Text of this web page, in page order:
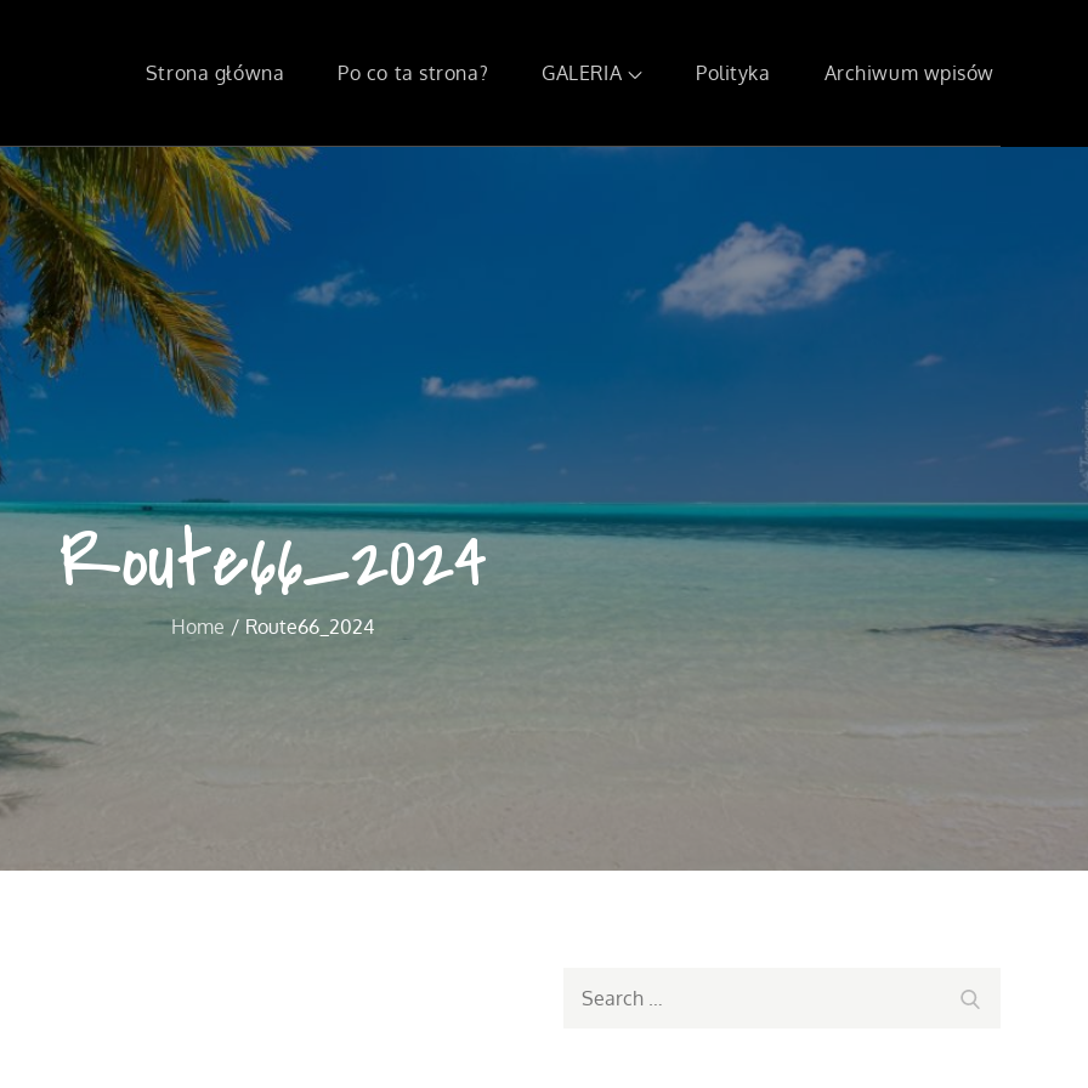
Strona główna Po co ta strona? GALERIA Polityka Archiwum wpisów
Route66_2024
Home Route66_2024